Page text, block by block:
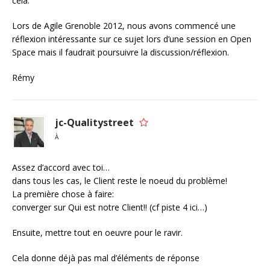
Lors de Agile Grenoble 2012, nous avons commencé une
réflexion intéressante sur ce sujet lors d’une session en Open
Space mais il faudrait poursuivre la discussion/réflexion.
Rémy
jc-Qualitystreet
À
Assez d’accord avec toi…
dans tous les cas, le Client reste le noeud du problème!
La première chose à faire:
converger sur Qui est notre Client!! (cf piste 4 ici…)
Ensuite, mettre tout en oeuvre pour le ravir.
Cela donne déjà pas mal d’éléments de réponse